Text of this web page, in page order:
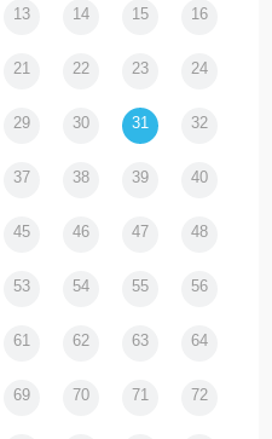
13 14 15 16
21 22 23 24
29 30 31 32
37 38 39 40
45 46 47 48
53 54 55 56
61 62 63 64
69 70 71 72